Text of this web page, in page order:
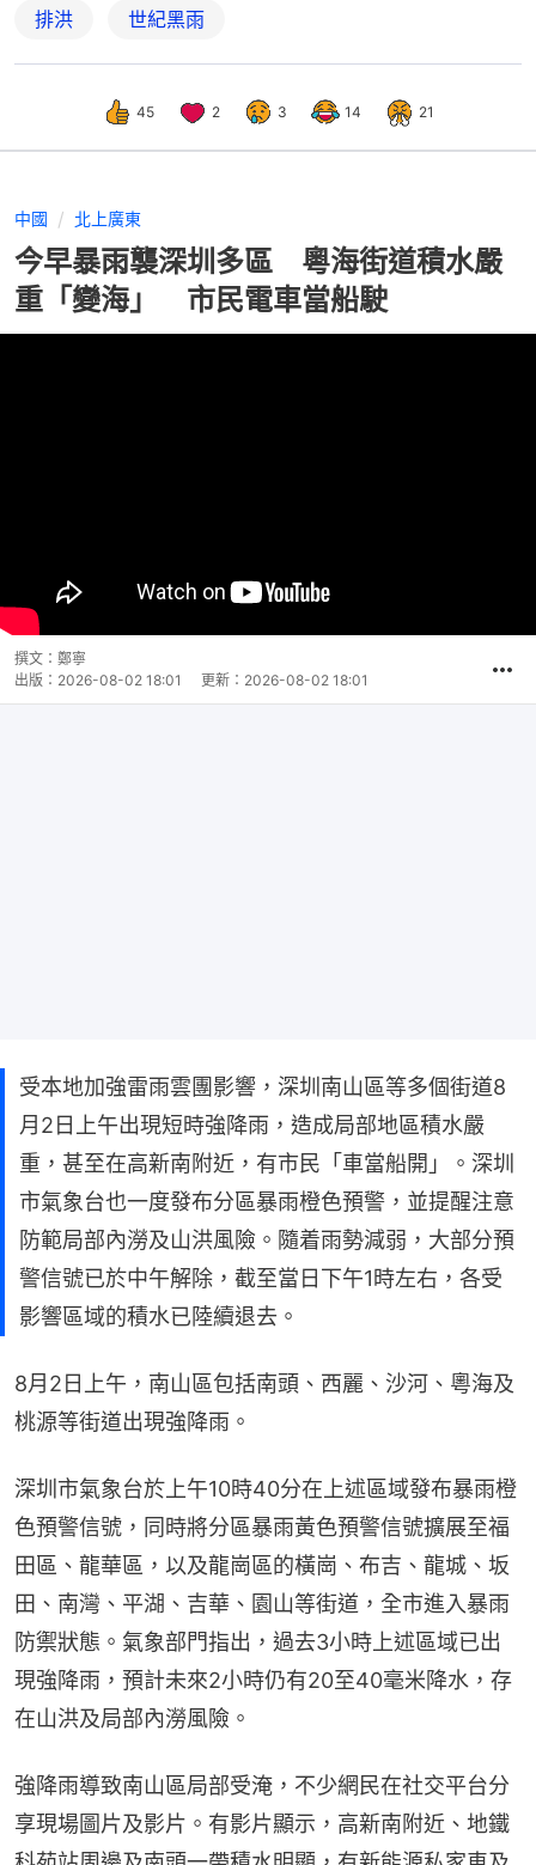
排洪 世紀黑雨
45 2 3 14 21
中國 北上廣東
今早暴雨襲深圳多區 粵海街道積水嚴
重「變海」 市民電車當船駛
撰文： 鄭寧
出版： 2026-08-02 18:01 更新： 2026-08-02 18:01
受本地加強雷雨雲團影響，深圳南山區等多個街道8
月2日上午出現短時強降雨，造成局部地區積水嚴
重，甚至在高新南附近，有市民「車當船開」。深圳
市氣象台也一度發布分區暴雨橙色預警，並提醒注意
防範局部內澇及山洪風險。隨着雨勢減弱，大部分預
警信號已於中午解除，截至當日下午1時左右，各受
影響區域的積水已陸續退去。
8月2日上午，南山區包括南頭、西麗、沙河、粵海及
桃源等街道出現強降雨。
深圳市氣象台於上午10時40分在上述區域發布暴雨橙
色預警信號，同時將分區暴雨黃色預警信號擴展至福
田區、龍華區，以及龍崗區的橫崗、布吉、龍城、坂
田、南灣、平湖、吉華、園山等街道，全市進入暴雨
防禦狀態。氣象部門指出，過去3小時上述區域已出
現強降雨，預計未來2小時仍有20至40毫米降水，存
在山洪及局部內澇風險。
強降雨導致南山區局部受淹，不少網民在社交平台分
享現場圖片及影片。有影片顯示，高新南附近、地鐵